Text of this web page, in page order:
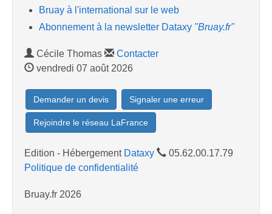
Bruay à l'international sur le web
Abonnement à la newsletter Dataxy "Bruay.fr"
Cécile Thomas
Contacter
vendredi 07 août 2026
Demander un devis Signaler une erreur
Rejoindre le réseau LaFrance
Edition - Hébergement Dataxy
05.62.00.17.79
Politique de confidentialité
Bruay.fr 2026